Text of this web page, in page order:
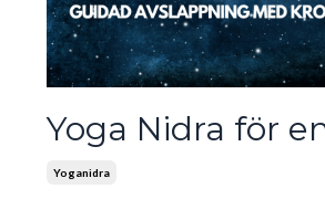
Yoga Nidra för
Yoganidra